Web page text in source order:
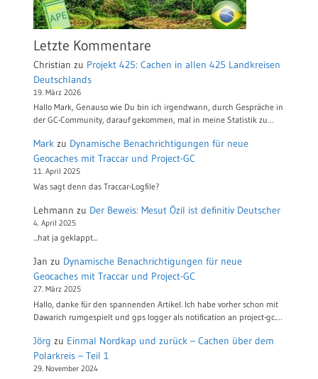
Letzte Kommentare
Christian zu Projekt 425: Cachen in allen 425 Landkreisen
Deutschlands
19. März 2026
Hallo Mark, Genauso wie Du bin ich irgendwann, durch Gespräche in
der GC-Community, darauf gekommen, mal in meine Statistik zu…
Mark zu Dynamische Benachrichtigungen für neue
Geocaches mit Traccar und Project-GC
11. April 2025
Was sagt denn das Traccar-Logfile?
Lehmann zu Der Beweis: Mesut Özil ist definitiv Deutscher
4. April 2025
...hat ja geklappt...
Jan zu Dynamische Benachrichtigungen für neue
Geocaches mit Traccar und Project-GC
27. März 2025
Hallo, danke für den spannenden Artikel. Ich habe vorher schon mit
Dawarich rumgespielt und gps logger als notification an project-gc.…
Jörg zu Einmal Nordkap und zurück – Cachen über dem
Polarkreis – Teil 1
29. November 2024